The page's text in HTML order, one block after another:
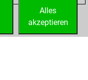
Alles
akzeptieren